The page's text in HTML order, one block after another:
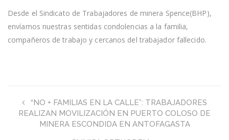
Desde el Sindicato de Trabajadores de minera Spence(BHP),
envíamos nuestras sentidas condolencias a la familia,
compañeros de trabajo y cercanos del trabajador fallecido.
“NO + FAMILIAS EN LA CALLE”: TRABAJADORES
REALIZAN MOVILIZACIÓN EN PUERTO COLOSO DE
MINERA ESCONDIDA EN ANTOFAGASTA